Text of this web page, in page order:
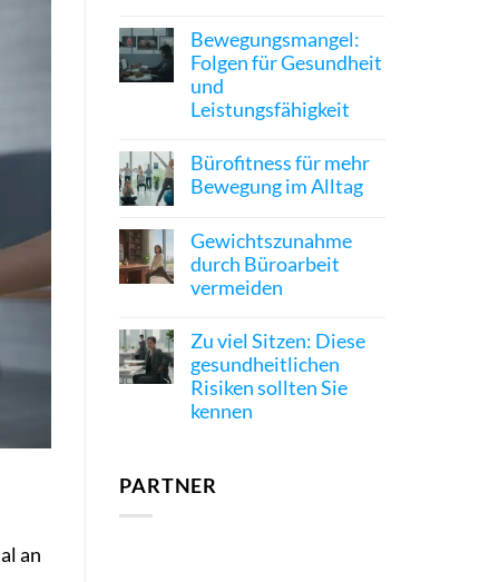
an
Bewegungsmangel:
Folgen für Gesundheit
und
Leistungsfähigkeit
Bürofitness für mehr
Bewegung im Alltag
Gewichtszunahme
durch Büroarbeit
vermeiden
Zu viel Sitzen: Diese
gesundheitlichen
Risiken sollten Sie
kennen
PARTNER